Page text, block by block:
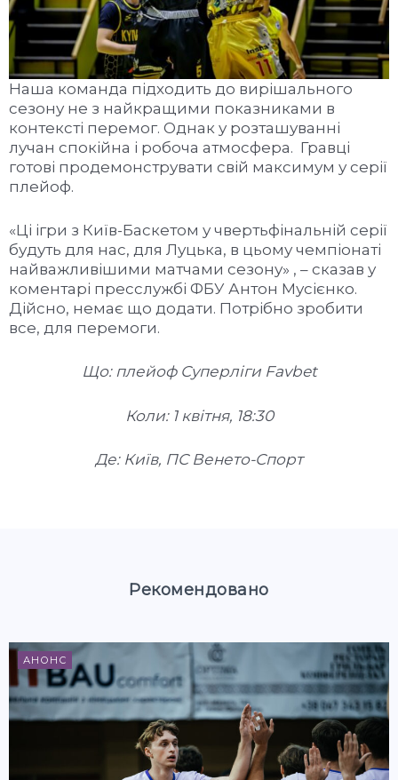
Наша команда підходить до вирішального
сезону не з найкращими показниками в
контексті перемог. Однак у розташуванні
лучан спокійна і робоча атмосфера. Гравці
готові продемонструвати свій максимум у серії
плейоф.
«Ці ігри з Київ-Баскетом у чвертьфінальній серії
будуть для нас, для Луцька, в цьому чемпіонаті
найважливішими матчами сезону» , – сказав у
коментарі пресслужбі ФБУ Антон Мусієнко.
Дійсно, немає що додати. Потрібно зробити
все, для перемоги.
Що: плейоф Суперліги Favbet
Коли: 1 квітня, 18:30
Де: Київ, ПС Венето-Спорт
Рекомендовано
АНОНС